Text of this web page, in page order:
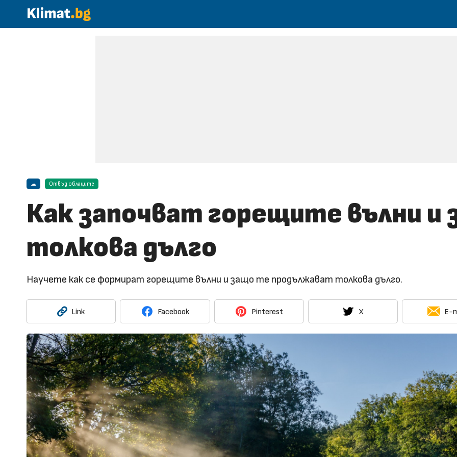
☁ Отвъд облаците
Как започват горещите вълни
толкова дълго
Научете как се формират горещите вълни и защо те продължават толкова дълго.
Link Facebook Pinterest X E-